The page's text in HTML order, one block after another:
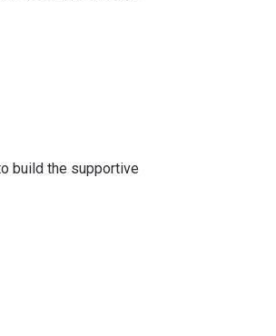
build the supportive